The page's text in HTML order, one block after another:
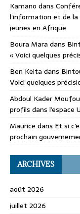
Kamano dans
l’information et de la
jeunes en Afrique
Boura Mara dans
« Voici quelques
Ben Keita dans
Voici quelques
Abdoul Kader
profils dans l’espace
Maurice dans Et si
prochain
ARCHIVES
août 2026
juillet 2026